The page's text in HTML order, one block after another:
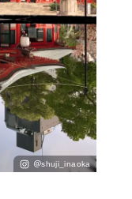
＠shuji_inaoka